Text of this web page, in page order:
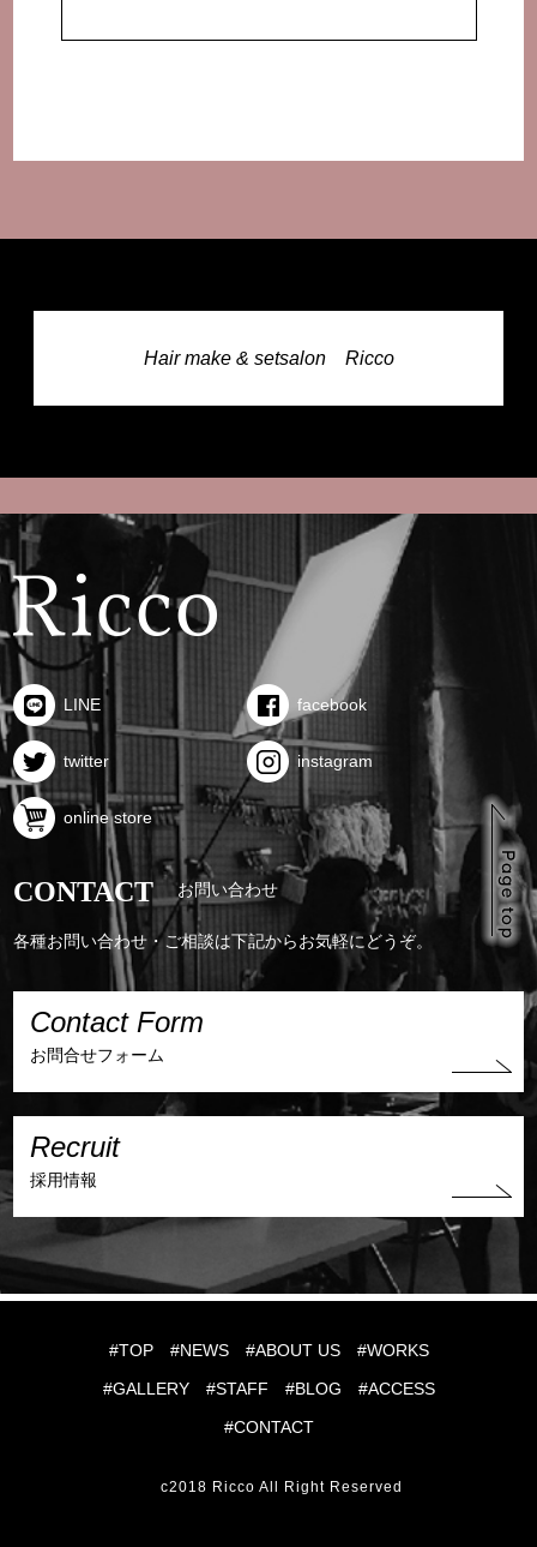
Hair make & setsalon Ricco
LINE facebook
twitter instagram
online store
CONTACT お問い合わせ
各種お問い合わせ・ご相談は下記からお気軽にどうぞ。
Contact Form
お問合せフォーム
Recruit
採用情報
#TOP #NEWS #ABOUT US
#WORKS
#GALLERY
#STAFF #BLOG
#ACCESS
#CONTACT
c2018 Ricco All Right Reserved